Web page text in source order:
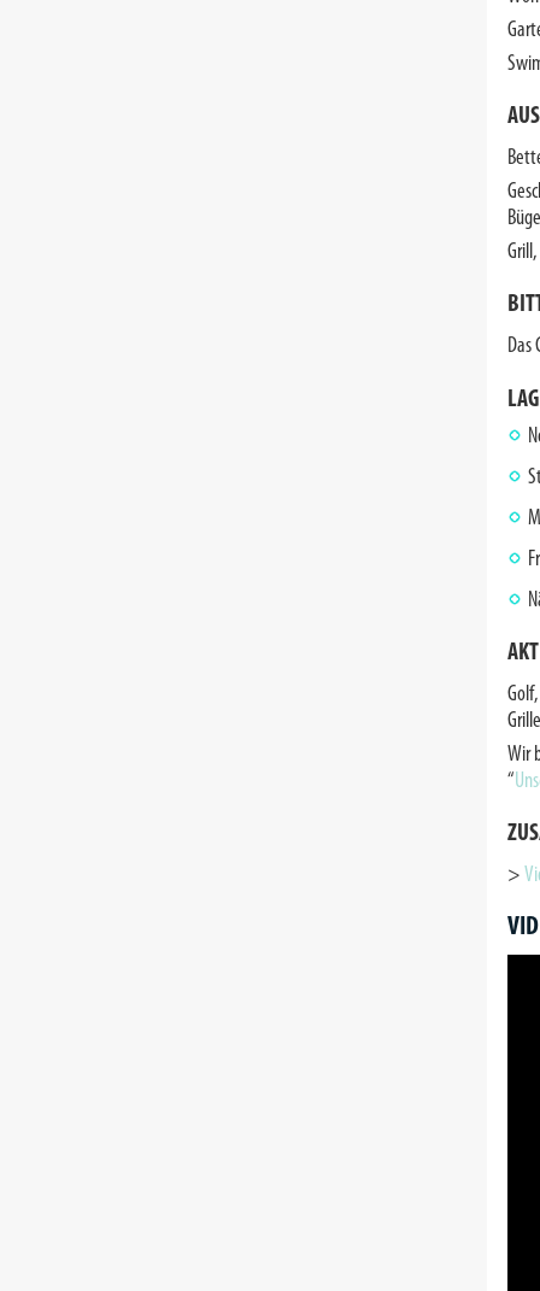
Das
Wir
“
>